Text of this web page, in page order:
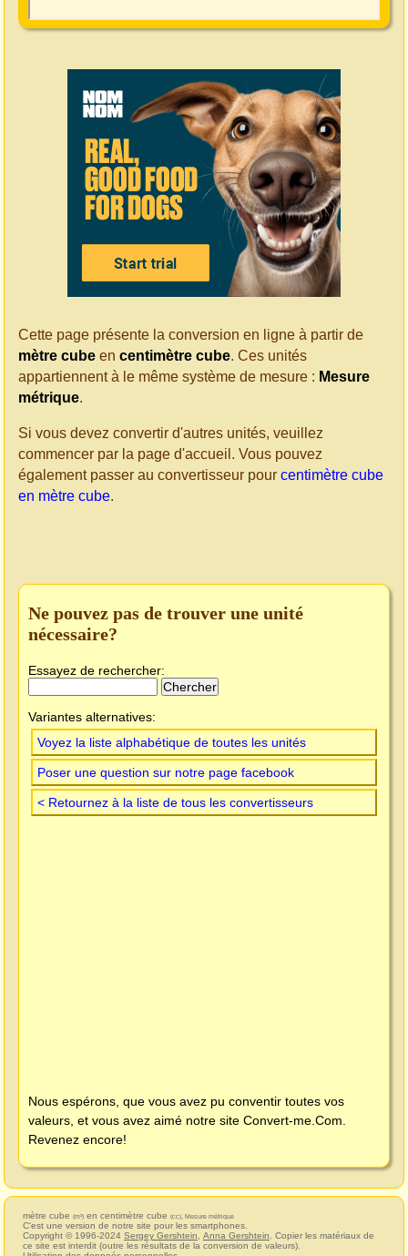
Cette page présente la conversion en ligne à partir de
mètre cube en centimètre cube. Ces unités
appartiennent à le même système de mesure : Mesure
métrique.
Si vous devez convertir d'autres unités, veuillez
commencer par la page d'accueil. Vous pouvez
également passer au convertisseur pour centimètre cube
en mètre cube.
Ne pouvez pas de trouver une unité
nécessaire?
Essayez de rechercher:
Variantes alternatives:
Voyez la liste alphabétique de toutes les unités
Poser une question sur notre page facebook
< Retournez à la liste de tous les convertisseurs
Nous espérons, que vous avez pu conventir toutes vos
valeurs, et vous avez aimé notre site Convert-me.Com
Revenez encore!
mètre cube (m³) en centimètre cube (cc), Mesure métrique
C'est une version de notre site pour les smartphones.
Copyright © 1996-2024 Sergey Gershtein Anna Gershtein . Copier les matériaux de
ce site est interdit (outre les résultats de la conversion de valeurs).